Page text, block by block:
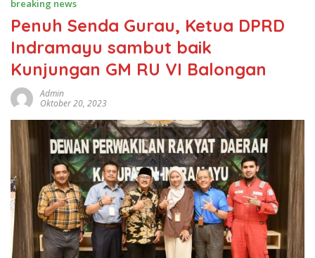
breaking news
Penuh Senda Gurau, Ketua DPRD
Indramayu sambut baik
Kunjungan GM RU VI Balongan
Admin
Oktober 20, 2023